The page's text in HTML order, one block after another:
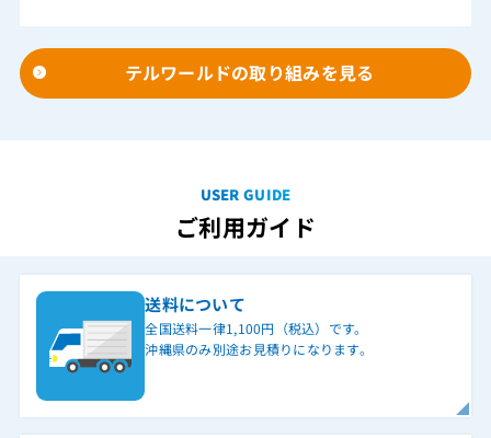
テルワールドの取り組みを見る
USER GUIDE
ご利用ガイド
送料について
全国送料一律1,100円（税込）です。
沖縄県のみ別途お見積りになります。